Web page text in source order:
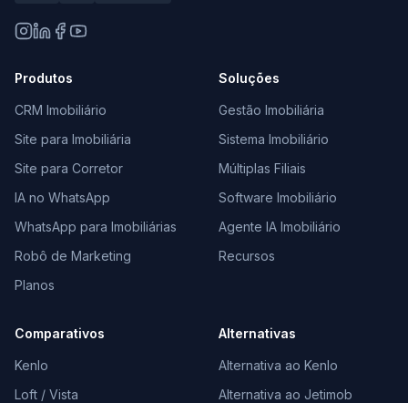
Produtos
CRM Imobiliário
Site para Imobiliária
Site para Corretor
IA no WhatsApp
WhatsApp para Imobiliárias
Robô de Marketing
Planos
Soluções
Gestão Imobiliária
Sistema Imobiliário
Múltiplas Filiais
Software Imobiliário
Agente IA Imobiliário
Recursos
Comparativos
Kenlo
Loft / Vista
Alternativas
Alternativa ao Kenlo
Alternativa ao Jetimob